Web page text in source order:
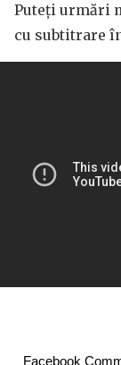
Puteți urmări
cu subtitrare
Facebook